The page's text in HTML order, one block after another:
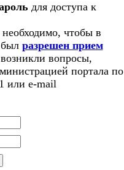
для доступа к
чтобы в
был разрешен прием
вопросы,
портала по
или e-mail